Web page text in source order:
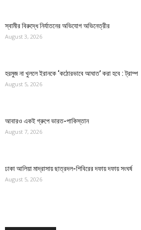
স্বামীর বিরুদ্ধে নির্যাতনের অভিযোগ অভিনেত্রীর
August 3, 2026
হরমুজ না খুললে ইরানকে ‘কঠোরভাবে আঘাত’ করা হবে : ট্রাম্প
August 5, 2026
আবারও একই গ্রুপে ভারত-পাকিস্তান
August 7, 2026
ঢাকা আলিয়া মাদ্রাসায় ছাত্রদল-শিবিরের দফায় দফায় সংঘর্ষ
August 5, 2026